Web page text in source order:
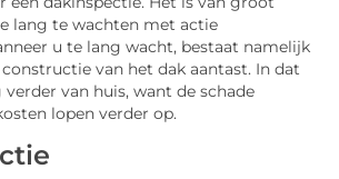
lang te wachten met actie
u te lang wacht, bestaat namelijk
van het dak aantast. In dat
van huis, want de schade
lopen verder op.